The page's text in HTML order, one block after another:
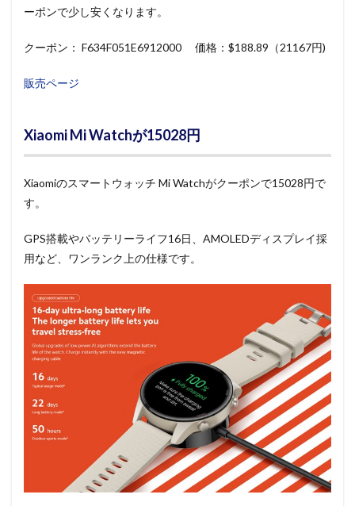
ーポンで少し安くなります。
クーポン： F634F051E6912000 価格：$188.89（21167円)
販売ページ
Xiaomi Mi Watchが15028円
Xiaomiのスマートウォッチ Mi Watchがクーポンで15028円で
す。
GPS搭載やバッテリーライフ16日、AMOLEDディスプレイ採
用など、ワンランク上の仕様です。